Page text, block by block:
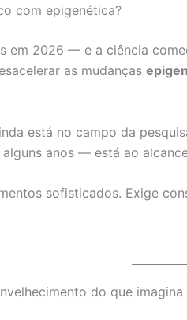
com epigenética?
em 2026 — e a ciência
as mudanças
está no campo da
anos — está ao
sofisticados. Exige
do que imagina